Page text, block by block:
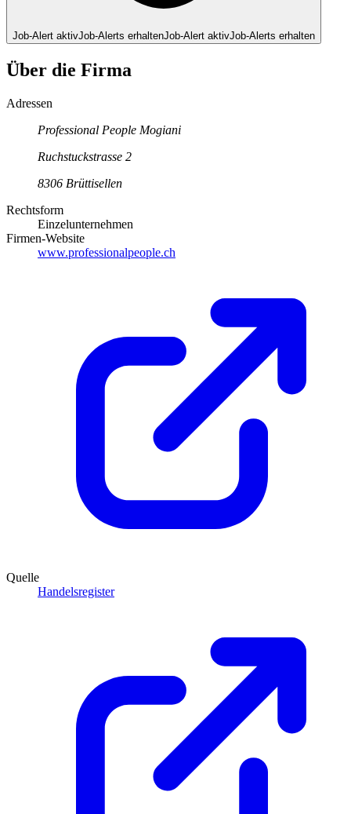
Job-Alert aktivJob-Alerts erhaltenJob-Alert aktivJob-Alerts erhalten
Über die Firma
Adressen
Professional People Mogiani
Ruchstuckstrasse 2
8306 Brüttisellen
Rechtsform
Einzelunternehmen
Firmen-Website
www.professionalpeople.ch
Quelle
Handelsregister